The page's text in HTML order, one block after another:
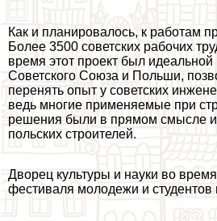
Как и планировалось, к работам
Более 3500 советских рабочих
время этот проект был
Советского Союза и Польши,
перенять опыт у советских
ведь многие применяемые при
решения были в прямом смысле
польских строителей.
Дворец культуры и науки во
фестиваля молодежи и